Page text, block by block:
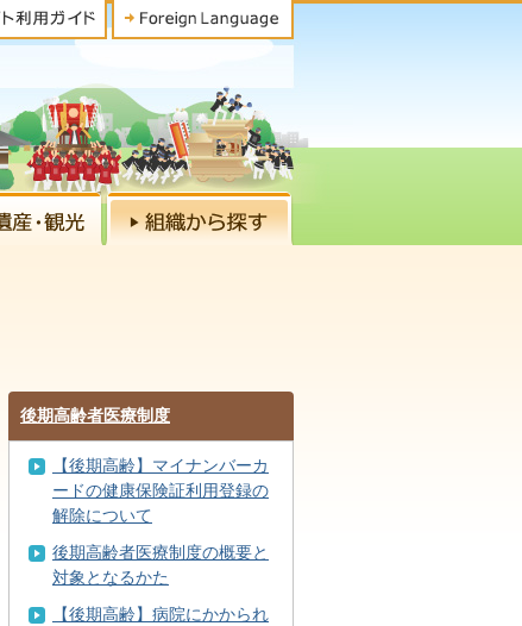
後期高齢者医療制度
【後期高齢】マイナンバーカ
ードの健康保険証利用登録の
解除について
後期高齢者医療制度の概要と
対象となるかた
【後期高齢】病院にかかられ